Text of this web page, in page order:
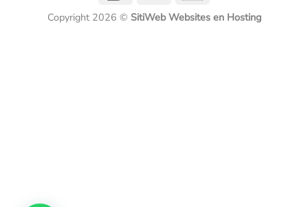
Copyright 2026 © SitiWeb Websites en Hosting